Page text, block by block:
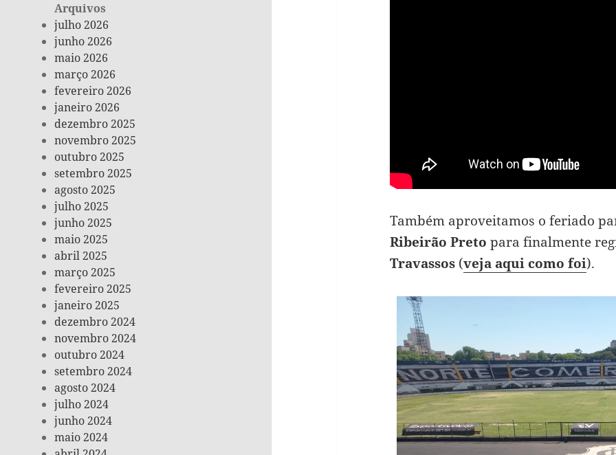
Arquivos
julho 2026
junho 2026
maio 2026
março 2026
fevereiro 2026
janeiro 2026
dezembro 2025
novembro 2025
outubro 2025
setembro 2025
agosto 2025
julho 2025
junho 2025
maio 2025
abril 2025
março 2025
fevereiro 2025
janeiro 2025
dezembro 2024
novembro 2024
outubro 2024
setembro 2024
agosto 2024
julho 2024
junho 2024
maio 2024
Também aproveitamos o feriado
Ribeirão Preto para finalmente
Travassos(veja aqui como foi).